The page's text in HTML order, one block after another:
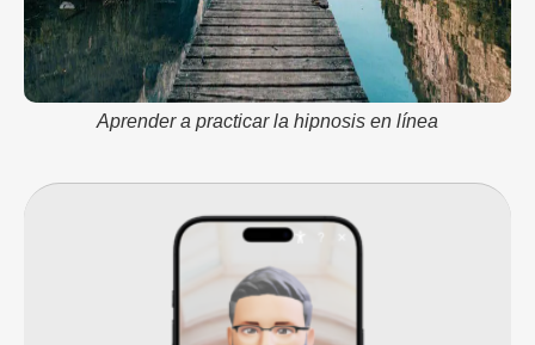
Aprender a practicar la hipnosis en línea